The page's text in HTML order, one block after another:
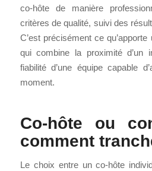
co-hôte de manière
critères de qualité, suivi des
C’est précisément ce
qui combine la proximité d’un
fiabilité d’une équipe capable
moment.
Co-hôte ou
comment
Le choix entre un co-hôte